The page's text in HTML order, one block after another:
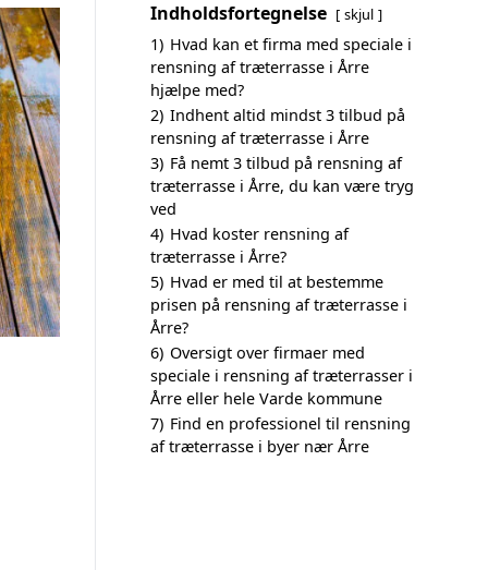
Indholdsfortegnelse skjul
1) Hvad kan et firma med speciale i
rensning af træterrasse i Årre
hjælpe med?
2) Indhent altid mindst 3 tilbud på
rensning af træterrasse i Årre
3) Få nemt 3 tilbud på rensning af
træterrasse i Årre, du kan være tryg
ved
4) Hvad koster rensning af
træterrasse i Årre?
5) Hvad er med til at bestemme
prisen på rensning af træterrasse i
Årre?
6) Oversigt over firmaer med
speciale i rensning af træterrasser i
Årre eller hele Varde kommune
7) Find en professionel til rensning
af træterrasse i byer nær Årre